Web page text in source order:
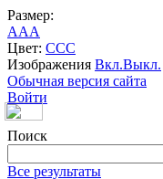
Размер:
AAA
Цвет: CCC
Изображения Вкл.Выкл.
Обычная версия сайта
Войти
Поиск
Все результаты